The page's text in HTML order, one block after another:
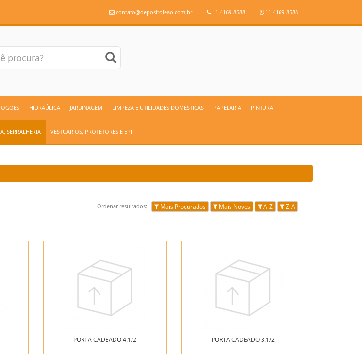
contato@depositoleao.com.br 11 4169-8588 11 4169-8588
HIDRAÚLICA JARDINAGEM LIMPEZA E UTILIDADES DOMESTICAS PAPELARIA PINTURA
SERRALHERIA VESTUARIOS, PROTETORES E EPI
Ordenar resultados: Mais Procurados Mais Novos A-Z Z-A
PORTA CADEADO 4.1/2 PORTA CADEADO 3.1/2